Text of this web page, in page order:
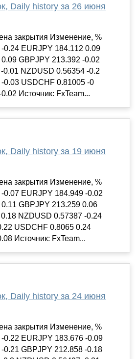
Daily history за 26 июня
закрытия Изменение, %
0.24 EURJPY 184.112 0.09
GBPJPY 213.392 -0.02
0.01 NZDUSD 0.56354 -0.2
0.03 USDCHF 0.81005 -0
Источник: FxTeam...
Daily history за 19 июня
закрытия Изменение, %
0.07 EURJPY 184.949 -0.02
GBPJPY 213.259 0.06
NZDUSD 0.57387 -0.24
USDCHF 0.8065 0.24
Источник: FxTeam...
Daily history за 24 июня
закрытия Изменение, %
0.22 EURJPY 183.676 -0.09
0.21 GBPJPY 212.858 -0.18